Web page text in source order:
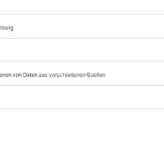
Tonmeister)
Die Bühnentechnische
Beiträge über
und Insze­­nierung,
Management, aber
Sicherheit, neue
der Branche. Die